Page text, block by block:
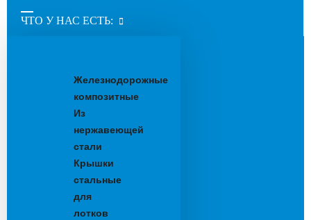
ЧТО У НАС ЕСТЬ:
Железнодорожные
композитные
Из
нержавеющей
стали
Крышки
стальные
для
лотков